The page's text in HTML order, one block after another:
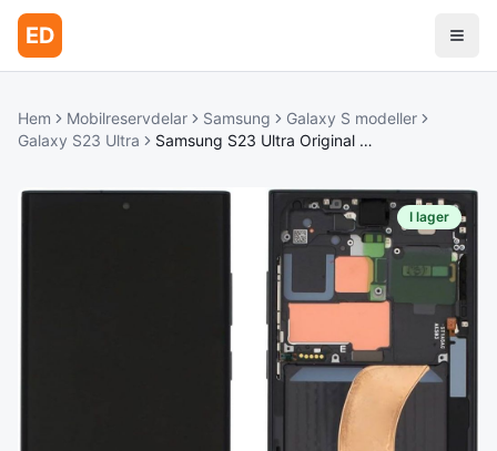
ED
Hem Mobilreservdelar Samsung
Galaxy S modeller
Galaxy S23 Ultra
Samsung S23 Ultra Original Display med Förmonterad Ram – Svart
I lager